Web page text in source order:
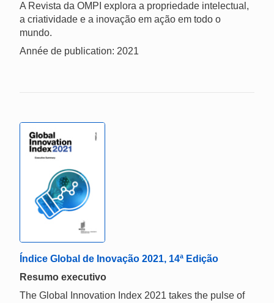
A Revista da OMPI explora a propriedade intelectual,
a criatividade e a inovação em ação em todo o
mundo.
Année de publication: 2021
Índice Global de Inovação 2021, 14ª Edição
Resumo executivo
The Global Innovation Index 2021 takes the pulse of